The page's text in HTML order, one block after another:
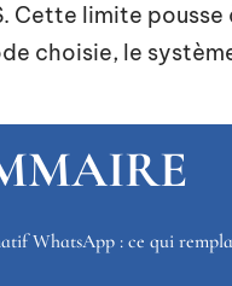
Cette limite
choisie, le
WhatsApp : ce qui